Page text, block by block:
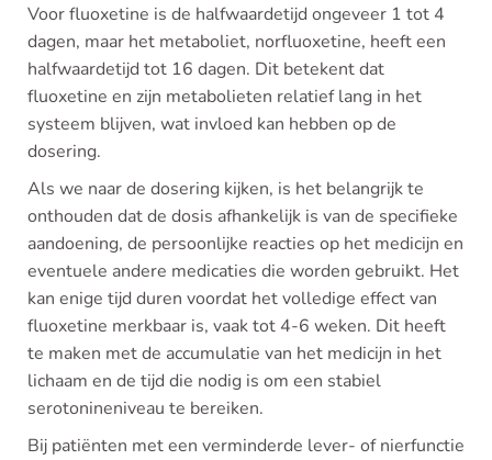
Voor fluoxetine is de halfwaardetijd ongeveer 1 tot 4
dagen, maar het metaboliet, norfluoxetine, heeft een
halfwaardetijd tot 16 dagen. Dit betekent dat
fluoxetine en zijn metabolieten relatief lang in het
systeem blijven, wat invloed kan hebben op de
dosering.
Als we naar de dosering kijken, is het belangrijk te
onthouden dat de dosis afhankelijk is van de specifieke
aandoening, de persoonlijke reacties op het medicijn en
eventuele andere medicaties die worden gebruikt. Het
kan enige tijd duren voordat het volledige effect van
fluoxetine merkbaar is, vaak tot 4-6 weken. Dit heeft
te maken met de accumulatie van het medicijn in het
lichaam en de tijd die nodig is om een stabiel
serotonineniveau te bereiken.
Bij patiënten met een verminderde lever- of nierfunctie